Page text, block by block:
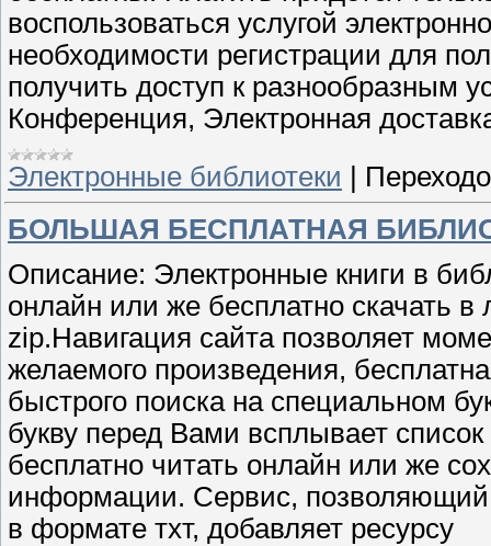
воспользоваться услугой
необходимости регистрации для
получить доступ к разнообразным
Конференция, Электронная
Электронные библиотеки
БОЛЬШАЯ БЕСПЛАТНАЯ
Описание: Электронные книги в
онлайн или же бесплатно скачать
zip.Навигация сайта позволяет
желаемого произведения,
быстрого поиска на специальном
букву перед Вами всплывает
бесплатно читать онлайн или же
информации. Сервис, позволяющий
в формате тхт, добавляет ресурсу